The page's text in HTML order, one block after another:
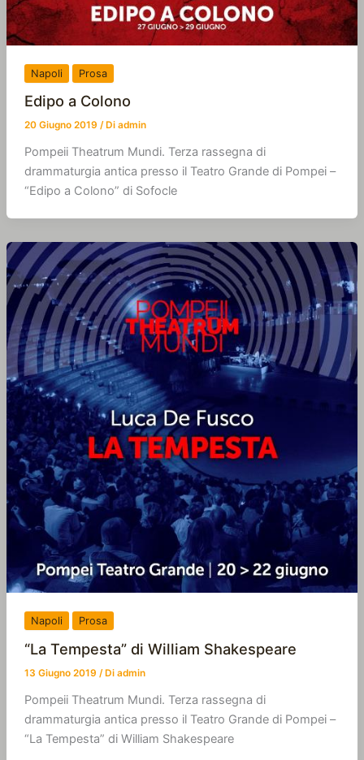
Napoli Prosa
Edipo a Colono
20 Giugno 2019 / Di admin
Pompeii Theatrum Mundi. Terza rassegna di
drammaturgia antica presso il Teatro Grande di Pompei –
“Edipo a Colono” di Sofocle
Napoli Prosa
“La Tempesta” di William Shakespeare
13 Giugno 2019 / Di admin
Pompeii Theatrum Mundi. Terza rassegna di
drammaturgia antica presso il Teatro Grande di Pompei –
“La Tempesta” di William Shakespeare